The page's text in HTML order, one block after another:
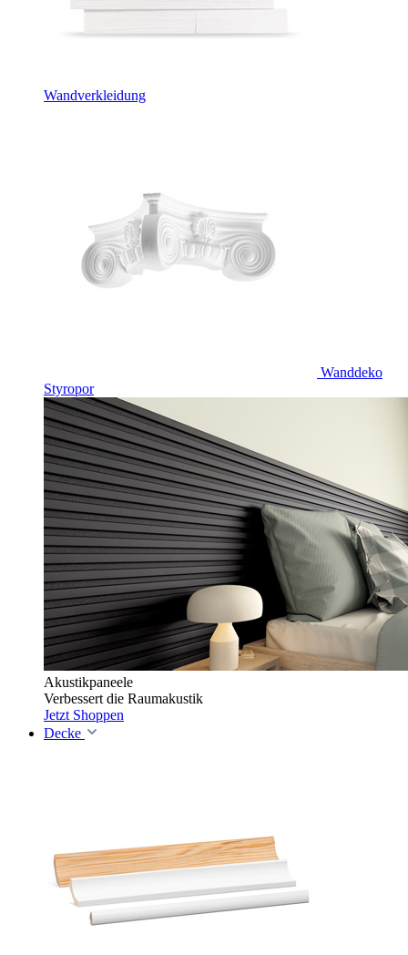
Wandverkleidung
Wanddeko
Styropor
Akustikpaneele
Verbessert die Raumakustik
Jetzt Shoppen
Decke